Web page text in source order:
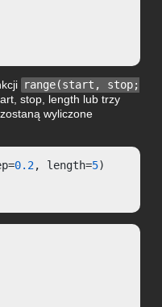
range(start, stop;
stop, length lub trzy
wyliczone
0.2, length=5)